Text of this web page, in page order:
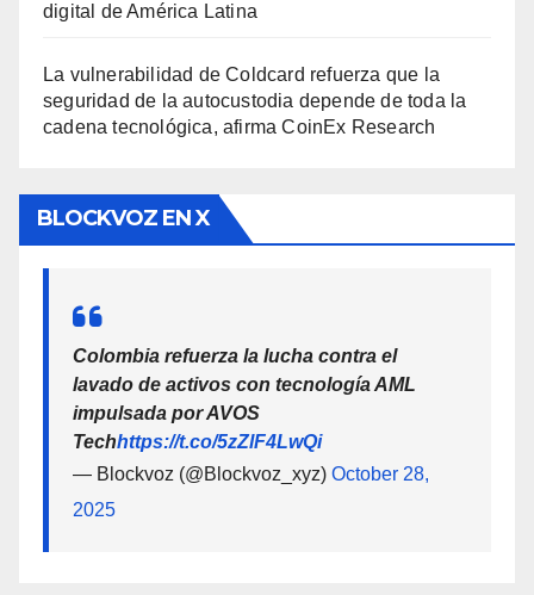
digital de América Latina
La vulnerabilidad de Coldcard refuerza que la
seguridad de la autocustodia depende de toda la
cadena tecnológica, afirma CoinEx Research
BLOCKVOZ EN X
Colombia refuerza la lucha contra el
lavado de activos con tecnología AML
impulsada por AVOS
Techhttps://t.co/5zZlF4LwQi
— Blockvoz (@Blockvoz_xyz) October 28,
2025